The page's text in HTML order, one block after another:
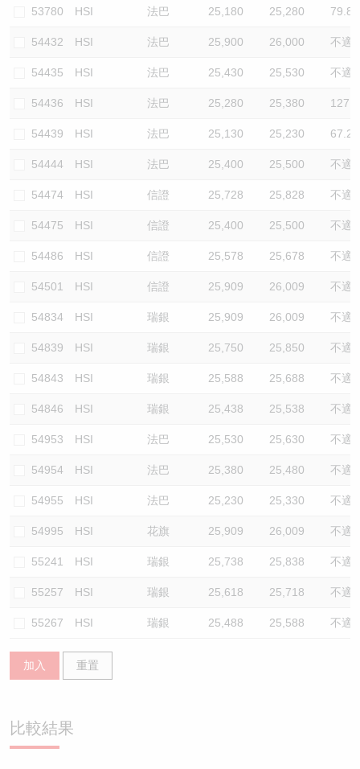
53780 HSI 法巴 25,180 25,280 79.8
54432 HSI 法巴 25,900 26,000 不適
54435 HSI 法巴 25,430 25,530 不適
54436 HSI 法巴 25,280 25,380 127.7
54439 HSI 法巴 25,130 25,230 67.2
54444 HSI 法巴 25,400 25,500 不適
54474 HSI 信證 25,728 25,828 不適
54475 HSI 信證 25,400 25,500 不適
54486 HSI 信證 25,578 25,678 不適
54501 HSI 信證 25,909 26,009 不適
54834 HSI 瑞銀 25,909 26,009 不適
54839 HSI 瑞銀 25,750 25,850 不適
54843 HSI 瑞銀 25,588 25,688 不適
54846 HSI 瑞銀 25,438 25,538 不適
54953 HSI 法巴 25,530 25,630 不適
54954 HSI 法巴 25,380 25,480 不適
54955 HSI 法巴 25,230 25,330 不適
54995 HSI 花旗 25,909 26,009 不適
55241 HSI 瑞銀 25,738 25,838 不適
55257 HSI 瑞銀 25,618 25,718 不適
55267 HSI 瑞銀 25,488 25,588 不適
加入 重置
比較結果